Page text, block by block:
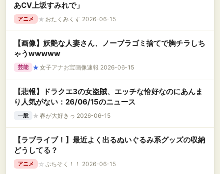
あCV上坂すみれで」
アニメ ★ おたくみくす 2026-06-15
【画像】妖艶な人妻さん、ノーブラゴミ捨てで胸チラしち
ゃうwwwww
芸能 ★ 女子アナお宝画像速報 2026-06-15
【悲報】ドラクエ3の女盗賊、エッチな恰好なのにあんま
り人気がない：26/06/15のニュース
一般 ★ 春が大好きっ 2026-06-15
【ラブライブ！】最近よく出るぬいぐるみ系グッズの収納
どうしてる？
アニメ ☆ ぷちそく！！ 2026-06-15